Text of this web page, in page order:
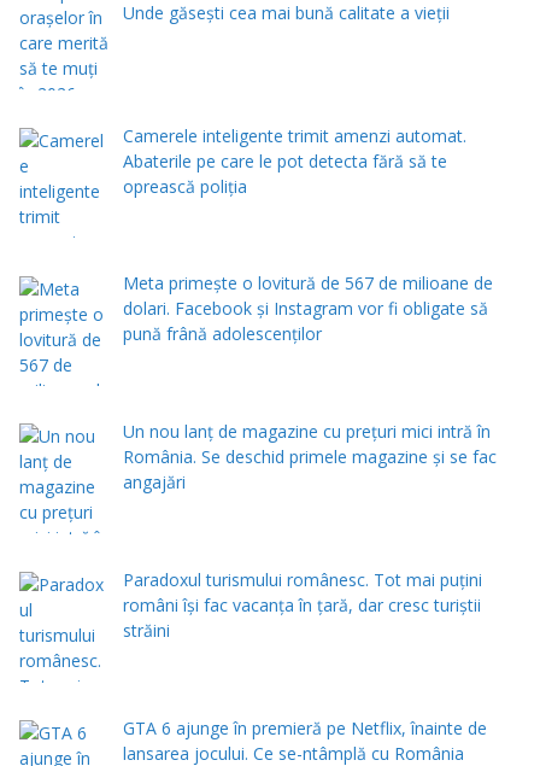
Unde găsești cea mai bună calitate a vieții
Camerele inteligente trimit amenzi automat.
Abaterile pe care le pot detecta fără să te
oprească poliția
Meta primește o lovitură de 567 de milioane de
dolari. Facebook și Instagram vor fi obligate să
pună frână adolescenților
Un nou lanț de magazine cu prețuri mici intră în
România. Se deschid primele magazine și se fac
angajări
Paradoxul turismului românesc. Tot mai puțini
români își fac vacanța în țară, dar cresc turiștii
străini
GTA 6 ajunge în premieră pe Netflix, înainte de
lansarea jocului. Ce se-ntâmplă cu România